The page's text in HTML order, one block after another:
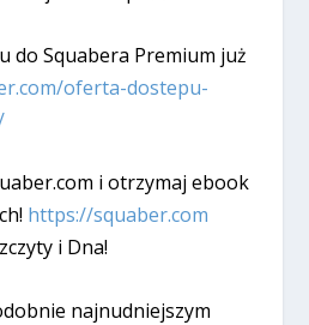
do Squabera Premium już
oferta-dostepu-
i otrzymaj ebook
https://squaber.com
i Dna!
najnudniejszym